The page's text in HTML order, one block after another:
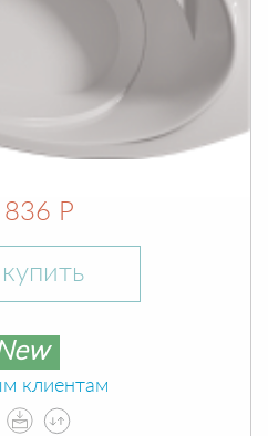
Р
купить
клиентам